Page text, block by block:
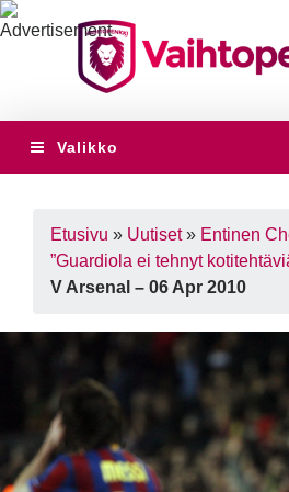
Valikko
Etusivu » Uutiset» Entinen
”Guardiola ei tehnyt
V Arsenal – 06 Apr 2010